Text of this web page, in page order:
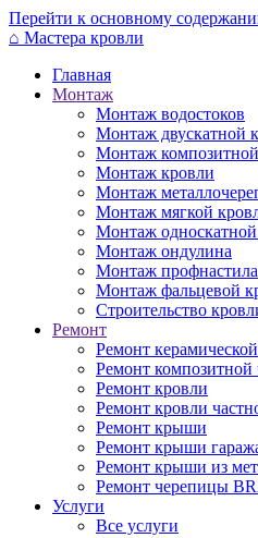
Перейти к основному
⌂ Мастера кровли
Главная
Монтаж
Монтаж водостоков
Монтаж двускатной
Монтаж
Монтаж кровли
Монтаж
Монтаж мягкой
Монтаж
Монтаж ондулина
Монтаж профнастила
Монтаж фальцевой
Строительство
Ремонт
Ремонт
Ремонт
Ремонт кровли
Ремонт кровли
Ремонт крыши
Ремонт крыши
Ремонт крыши из
Ремонт черепицы
Услуги
Все услуги